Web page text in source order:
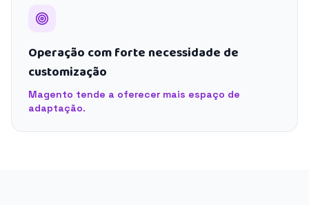
Operação com forte necessidade de
customização
Magento tende a oferecer mais espaço de
adaptação.